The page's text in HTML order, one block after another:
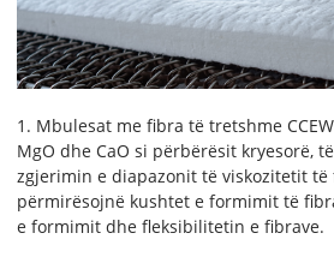
1. Mbulesat me fibra të tretshme
MgO dhe CaO si përbërësit kryesorë,
zgjerimin e diapazonit të viskozitetit
përmirësojnë kushtet e formimit të
e formimit dhe fleksibilitetin e fibrave.